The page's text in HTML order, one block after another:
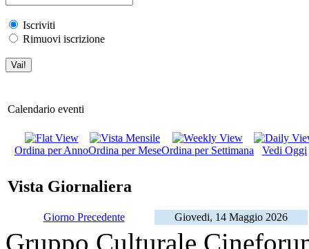
Iscriviti
Rimuovi iscrizione
Calendario eventi
Ordina per AnnoOrdina per MeseOrdina per Settimana Vedi Oggi
Vista Giornaliera
Giorno Precedente Giovedi, 14 Maggio 2026
Gruppo Culturale